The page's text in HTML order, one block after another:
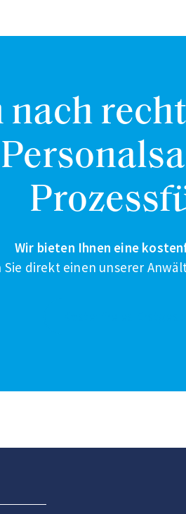
nach
Wir bieten Ihnen eine
direkt einen unserer